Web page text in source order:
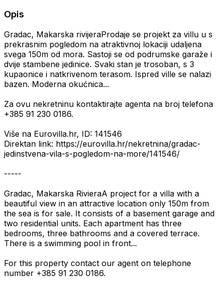
Opis
Gradac, Makarska rivijeraProdaje se projekt za villu u s
prekrasnim pogledom na atraktivnoj lokaciji udaljena
svega 150m od mora. Sastoji se od podrumske garaže i
dvije stambene jedinice. Svaki stan je trosoban, s 3
kupaonice i natkrivenom terasom. Ispred ville se nalazi
bazen. Moderna okućnica...
Za ovu nekretninu kontaktirajte agenta na broj telefona
+385 91 230 0186.
Više na Eurovilla.hr, ID: 141546
Direktan link: https://eurovilla.hr/nekretnina/gradac-
jedinstvena-vila-s-pogledom-na-more/141546/
-----
Gradac, Makarska RivieraA project for a villa with a
beautiful view in an attractive location only 150m from
the sea is for sale. It consists of a basement garage and
two residential units. Each apartment has three
bedrooms, three bathrooms and a covered terrace.
There is a swimming pool in front...
For this property contact our agent on telephone
number +385 91 230 0186.